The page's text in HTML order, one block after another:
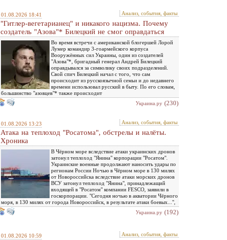
01.08.2026 18:41 Анализ, события, факты
"Гитлер-вегетарианец" и никакого нацизма. Почему
создатель "Азова"* Билецкий не смог оправдаться
Во время встречи с американской блогершей Лорой
Лумер командир 3-гоармейского корпуса
Вооружённых сил Украины, один из создателей
"Азова"*, бригадный генерал Андрей Билецкий
оправдывался за символику своих подразделений.
Свой спич Билецкий начал с того, что сам
происходит из русскоязычной семьи и до недавнего
времени использовал русский в быту. По его словам,
большинство "азовцев"* также происходит
Украина.ру (230)
01.08.2026 13:23 Анализ, события, факты
Атака на теплоход "Росатома", обстрелы и налёты.
Хроника
В Чёрном море вследствие атаки украинских дронов
затонул теплоход "Янина" корпорации "Росатом".
Украинские военные продолжают наносить удары по
регионам России Ночью в Чёрном море в 130 милях
от Новороссийска вследствие атаки морских дронов
ВСУ затонул теплоход "Янина", принадлежащий
входящей в "Росатом" компании FESCO, заявили в
госкорпорации. "Сегодня ночью в акватории Чёрного
моря, в 130 милях от города Новороссийск, в результате атаки боевых...",
Украина.ру (192)
01.08.2026 10:59 Анализ, события, факты